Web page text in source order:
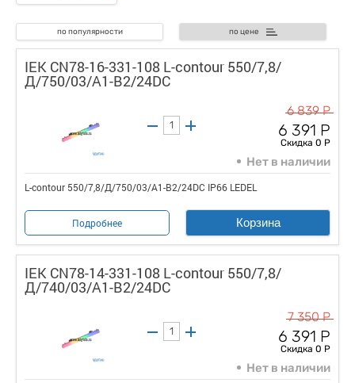
по популярности по цене
IEK CN78-16-331-108 L-contour 550/7,8/
Д/750/03/A1-B2/24DC
6 839 Р
6 391 Р
Скидка 0 Р
Нет в наличии
L-contour 550/7,8/Д/750/03/A1-B2/24DC IP66 LEDEL
Подробнее Корзина
IEK CN78-14-331-108 L-contour 550/7,8/
Д/740/03/A1-B2/24DC
7 350 Р
6 391 Р
Скидка 0 Р
Нет в наличии